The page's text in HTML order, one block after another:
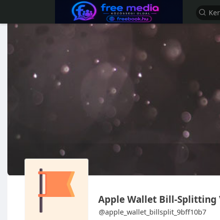
Apple Wallet Bill-Splitting
@apple_wallet_billsplit_9bff10b7